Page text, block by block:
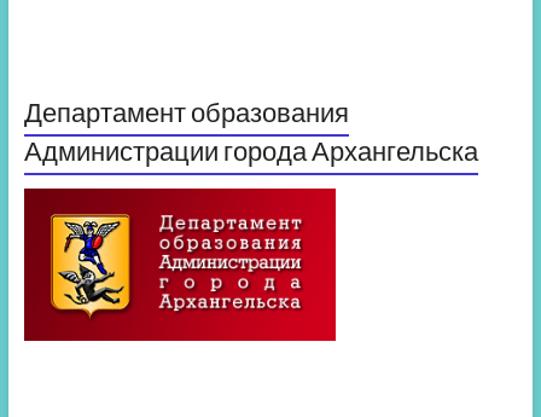
Департамент образования
Администрации города Архангельска